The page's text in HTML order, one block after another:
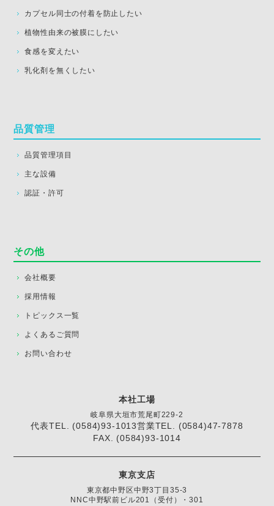
カプセル同士の付着を防止したい
植物性由来の被膜にしたい
食感を変えたい
乳化剤を無くしたい
品質管理
品質管理項目
主な設備
認証・許可
その他
会社概要
採用情報
トピックス一覧
よくあるご質問
お問い合わせ
本社工場
岐阜県大垣市荒尾町229-2
代表TEL. (0584)93-1013営業TEL. (0584)47-7878
FAX. (0584)93-1014
東京支店
東京都中野区中野3丁目35-3
NNC中野駅前ビル201（受付）・301